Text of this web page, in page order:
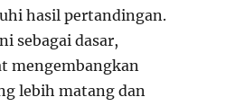
hasil pertandingan.
sebagai dasar,
mengembangkan
lebih matang dan